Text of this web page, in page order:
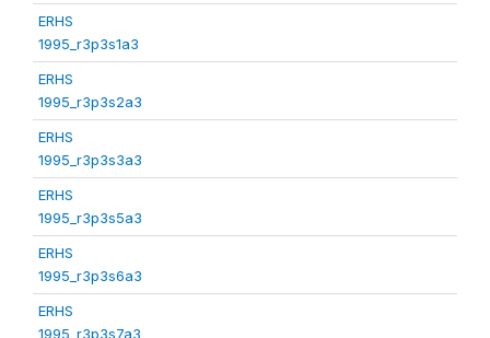
ERHS
1995_r3p3s1a3
ERHS
1995_r3p3s2a3
ERHS
1995_r3p3s3a3
ERHS
1995_r3p3s5a3
ERHS
1995_r3p3s6a3
ERHS
1995_r3p3s7a3